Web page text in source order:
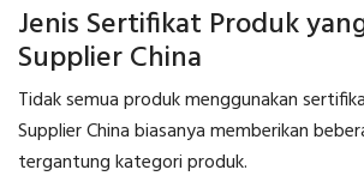
Jenis Sertifikat Produk
Supplier China
Tidak semua produk menggunakan
Supplier China biasanya memberikan
tergantung kategori produk.